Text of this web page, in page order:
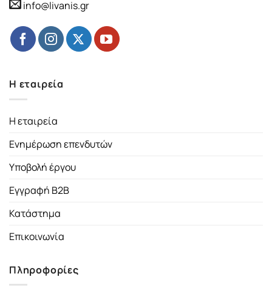
info@livanis.gr
Η εταιρεία
Η εταιρεία
Ενημέρωση επενδυτών
Υποβολή έργου
Εγγραφή B2B
Κατάστημα
Επικοινωνία
Πληροφορίες